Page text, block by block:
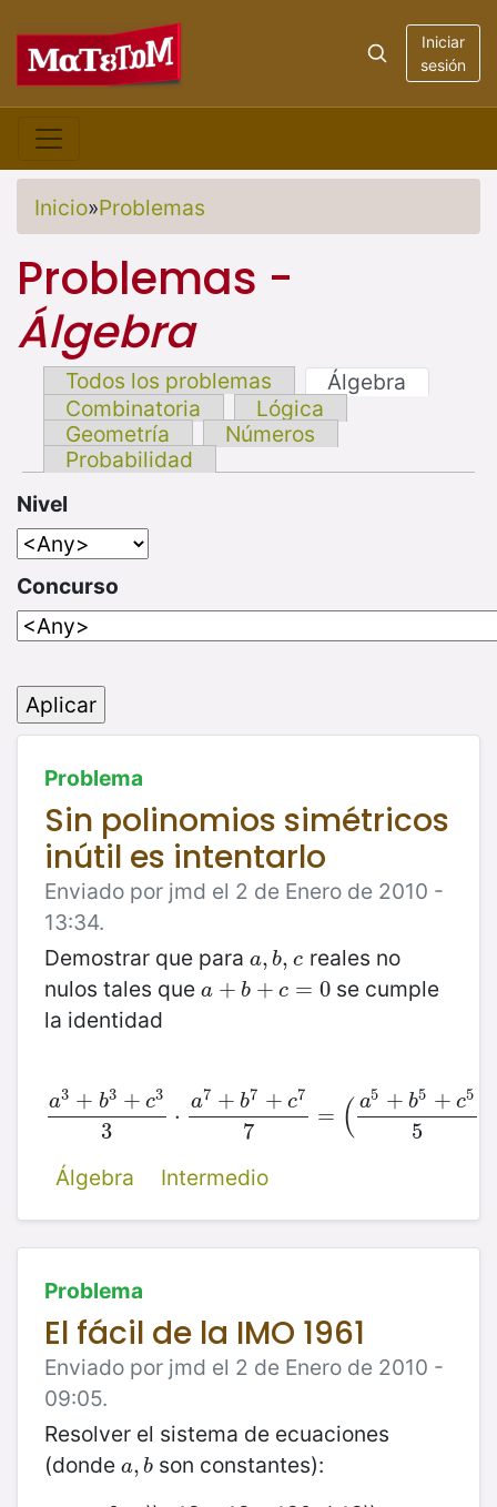
Iniciar
sesión
Inicio»Problemas
Problemas -
Álgebra
Todos los problemas
Álgebra
Combinatoria
Lógica
Geometría
Números
Probabilidad
Nivel
Concurso
Problema
Sin polinomios simétricos
inútil es intentarlo
Enviado por jmd el 2 de Enero de 2010 -
13:34.
Demostrar que para a, b, c
a,b,c reales no
nulos tales que a + b + c = 0
a +b + c=0
se cumple
la identidad
a3 + b3 + c3
3
⋅
a7 + b7 + c7
7
= ( a5 + b5 + c5
5
a3+b3+c 3 3⋅a7+b7+c77 =( a 5+b5+c55)2
Álgebra Intermedio
Problema
El fácil de la IMO 1961
Enviado por jmd el 2 de Enero de 2010 -
09:05.
Resolver el sistema de ecuaciones
(donde a, b
a,b son constantes):